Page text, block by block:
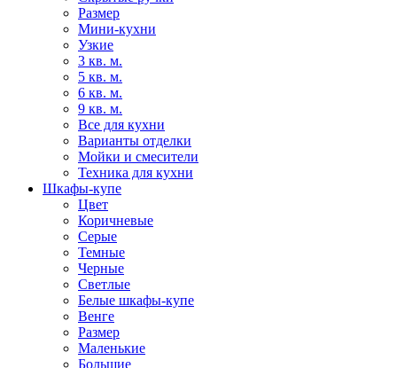
Размер
Мини-кухни
Узкие
3 кв. м.
5 кв. м.
6 кв. м.
9 кв. м.
Все для кухни
Варианты отделки
Мойки и смесители
Техника для кухни
Шкафы-купе
Цвет
Коричневые
Серые
Темные
Черные
Светлые
Белые шкафы-купе
Венге
Размер
Маленькие
Большие